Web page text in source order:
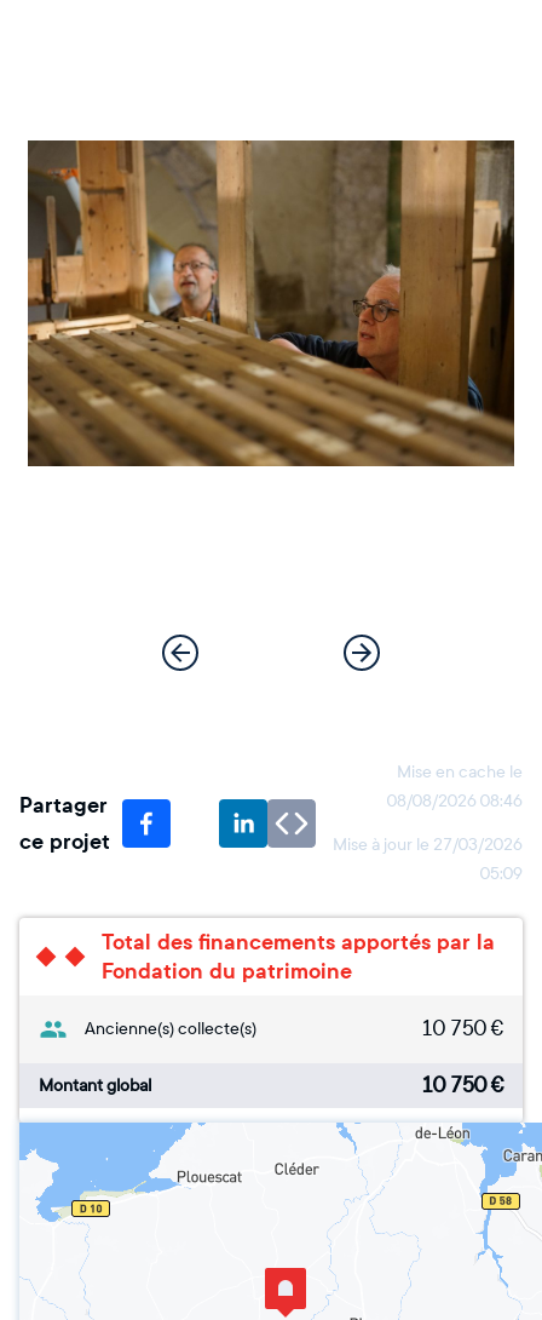
Partager
ce projet
Mise en cache le
08/08/2026 08:46
Mise à jour le 27/03/2026
05:09
Total des financements apportés par la
Fondation du patrimoine
Ancienne(s) collecte(s) 10 750€
Montant global 10 750€